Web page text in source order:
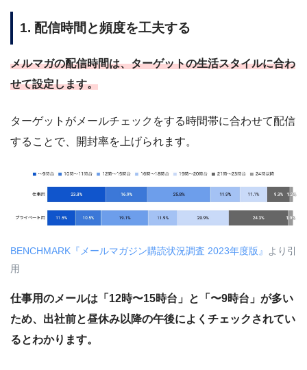
1. 配信時間と頻度を工夫する
メルマガの配信時間は、ターゲットの生活スタイルに合わ
せて設定します。
ターゲットがメールチェックをする時間帯に合わせて配信
することで、開封率を上げられます。
BENCHMARK『メールマガジン購読状況調査 2023年度版』
より引
用
仕事用のメールは「12時〜15時台」と「〜9時台」が多い
ため、出社前と昼休み以降の午後によくチェックされてい
るとわかります。